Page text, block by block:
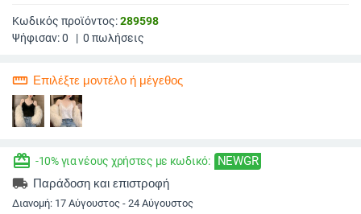
Κωδικός προϊόντος:289598
Ψήφισαν:0 | 0 πωλήσεις
straighten Επιλέξτε μοντέλο ή μέγεθος
redeem -10% για νέους χρήστες με κωδικό: NEWGR
local_shipping Παράδοση και επιστροφή
Διανομή: 17 Αύγουστος - 24 Αύγουστος